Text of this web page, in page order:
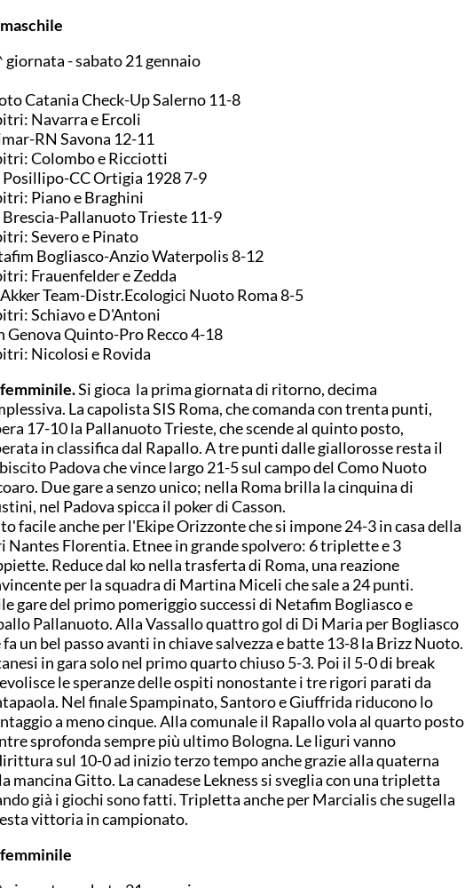
giornata - sabato 21 gennaio
Catania Check-Up Salerno 11-8
Navarra e Ercoli
RN Savona 12-11
Colombo e Ricciotti
Posillipo-CC Ortigia 1928 7-9
Piano e Braghini
Pallanuoto Trieste 11-9
Severo e Pinato
Bogliasco-Anzio Waterpolis 8-12
Frauenfelder e Zedda
Team-Distr.Ecologici Nuoto Roma 8-5
Schiavo e D'Antoni
Genova Quinto-Pro Recco 4-18
Nicolosi e Rovida
Si gioca la prima giornata di ritorno, decima
La capolista SIS Roma, che comanda con trenta punti,
17-10 la Pallanuoto Trieste, che scende al quinto posto,
in classifica dal Rapallo. A tre punti dalle giallorosse resta il
Padova che vince largo 21-5 sul campo del Como Nuoto
Due gare a senzo unico; nella Roma brilla la cinquina di
nel Padova spicca il poker di Casson.
facile anche per l'Ekipe Orizzonte che si impone 24-3 in casa della
Nantes Florentia. Etnee in grande spolvero: 6 triplette e 3
Reduce dal ko nella trasferta di Roma, una reazione
per la squadra di Martina Miceli che sale a 24 punti.
gare del primo pomeriggio successi di Netafim Bogliasco e
Pallanuoto. Alla Vassallo quattro gol di Di Maria per Bogliasco
fa un bel passo avanti in chiave salvezza e batte 13-8 la Brizz Nuoto.
in gara solo nel primo quarto chiuso 5-3. Poi il 5-0 di break
le speranze delle ospiti nonostante i tre rigori parati da
Nel finale Spampinato, Santoro e Giuffrida riducono lo
a meno cinque. Alla comunale il Rapallo vola al quarto posto
sprofonda sempre più ultimo Bologna. Le liguri vanno
sul 10-0 ad inizio terzo tempo anche grazie alla quaterna
mancina Gitto. La canadese Lekness si sveglia con una tripletta
già i giochi sono fatti. Tripletta anche per Marcialis che sugella
vittoria in campionato.